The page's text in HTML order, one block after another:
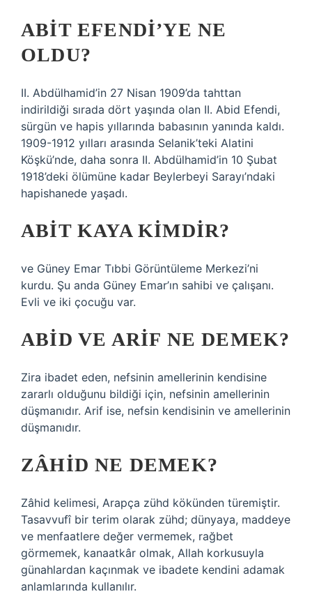
ABIT EFENDI’YE NE
OLDU?
II. Abdülhamid’in 27 Nisan 1909’da tahttan
indirildiği sırada dört yaşında olan II. Abid Efendi,
sürgün ve hapis yıllarında babasının yanında kaldı.
1909-1912 yılları arasında Selanik’teki Alatini
Köşkü’nde, daha sonra II. Abdülhamid’in 10 Şubat
1918’deki ölümüne kadar Beylerbeyi Sarayı’ndaki
hapishanede yaşadı.
ABIT KAYA KIMDIR?
ve Güney Emar Tıbbi Görüntüleme Merkezi’ni
kurdu. Şu anda Güney Emar’ın sahibi ve çalışanı.
Evli ve iki çocuğu var.
ABID VE ARIF NE DEMEK?
Zira ibadet eden, nefsinin amellerinin kendisine
zararlı olduğunu bildiği için, nefsinin amellerinin
düşmanıdır. Arif ise, nefsin kendisinin ve amellerinin
düşmanıdır.
ZÂHID NE DEMEK?
Zâhid kelimesi, Arapça zühd kökünden türemiştir.
Tasavvufî bir terim olarak zühd; dünyaya, maddeye
ve menfaatlere değer vermemek, rağbet
görmemek, kanaatkâr olmak, Allah korkusuyla
günahlardan kaçınmak ve ibadete kendini adamak
anlamlarında kullanılır.